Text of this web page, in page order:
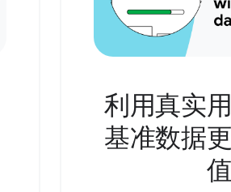
利用真实
基准数据
值